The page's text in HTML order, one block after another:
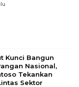
Kunci Bangun
Nasional,
Tekankan
Sektor